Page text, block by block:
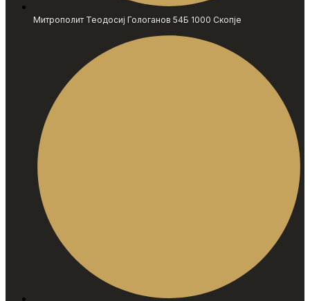
Митрополит Теодосиј Гологанов 54Б 1000 Скопје